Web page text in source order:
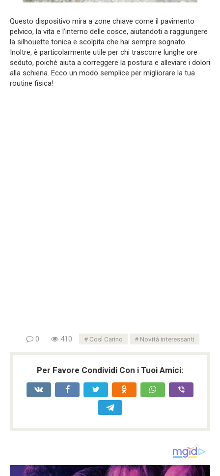
Questo dispositivo mira a zone chiave come il pavimento
pelvico, la vita e l’interno delle cosce, aiutandoti a raggiungere
la silhouette tonica e scolpita che hai sempre sognato.
Inoltre, è particolarmente utile per chi trascorre lunghe ore
seduto, poiché aiuta a correggere la postura e alleviare i dolori
alla schiena. Ecco un modo semplice per migliorare la tua
routine fisica!
0 410 Così Carino Novità interessanti
Per Favore Condividi Con i Tuoi Amici: